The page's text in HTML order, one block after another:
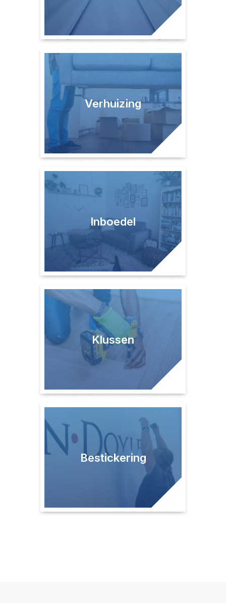
Verhuizing
Inboedel
Klussen
Bestickering